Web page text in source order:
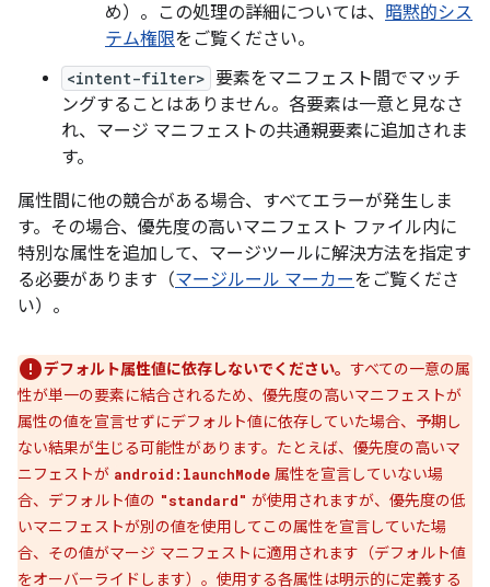
め）。この処理の詳細については、 暗黙的シス
テム権限をご覧ください。
<intent-filter> 要素をマニフェスト間でマッチ
ングすることはありません。各要素は一意と見なさ
れ、マージ マニフェストの共通親要素に追加されま
す。
属性間に他の競合がある場合、すべてエラーが発生しま
す。その場合、優先度の高いマニフェスト ファイル内に
特別な属性を追加して、マージツールに解決方法を指定す
る必要があります（マージルール マーカーをご覧くださ
い）。
デフォルト属性値に依存しないでください。 すべての一意の属
性が単一の要素に結合されるため、優先度の高いマニフェストが
属性の値を宣言せずにデフォルト値に依存していた場合、予期し
ない結果が生じる可能性があります。たとえば、優先度の高いマ
ニフェストが android:launchMode 属性を宣言していない場
合、デフォルト値の "standard" が使用されますが、優先度の低
いマニフェストが別の値を使用してこの属性を宣言していた場
合、その値がマージ マニフェストに適用されます（デフォルト値
をオーバーライドします）。使用する各属性は明示的に定義する